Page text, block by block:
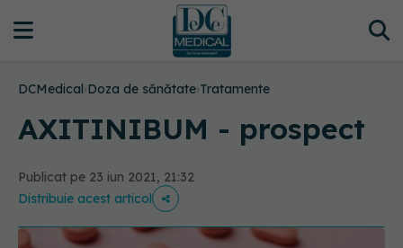
DCMedical›Doza de sănătate›Tratamente
AXITINIBUM - prospect
Publicat pe 23 iun 2021, 21:32
Distribuie acest articol